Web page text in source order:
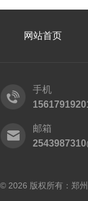
网站首页
手机
邮箱
© 2026 版权所有：郑